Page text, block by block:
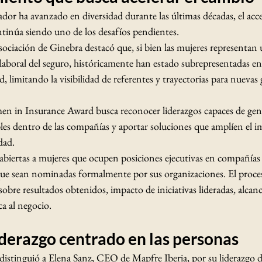
ha avanzado en diversidad durante las últimas décadas, el
siendo uno de los desafíos pendientes.
de Ginebra destacó que, si bien las mujeres
del seguro, históricamente han estado subrepresentadas
limitando la visibilidad de referentes y trayectorias para nuevas
in Insurance Award busca reconocer liderazgos capaces de
dentro de las compañías y aportar soluciones que amplíen el
a mujeres que ocupen posiciones ejecutivas en
sean nominadas formalmente por sus organizaciones. El
resultados obtenidos, impacto de iniciativas lideradas,
al negocio.
centrado en las personas
a Elena Sanz, CEO de Mapfre Iberia, por su